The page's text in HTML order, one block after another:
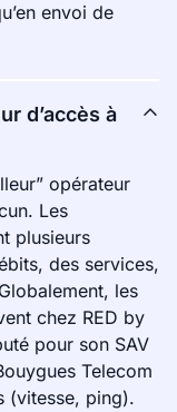
envoi de
d’accès à
opérateur
Les
plusieurs
des services,
les
chez RED by
pour son SAV
Telecom
(vitesse, ping).